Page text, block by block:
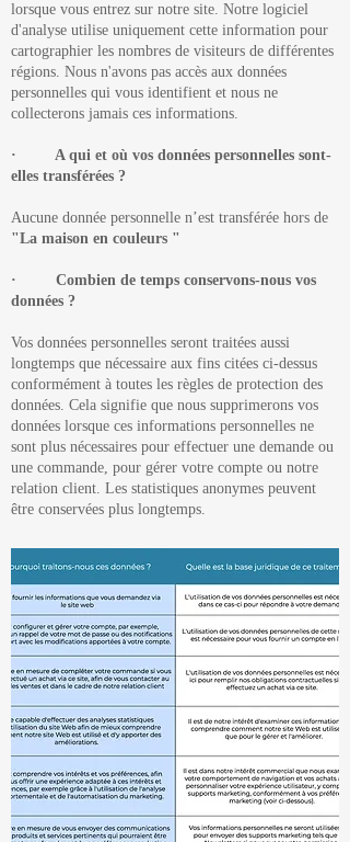
lorsque vous entrez sur notre site. Notre logiciel
d'analyse utilise uniquement cette information pour
cartographier les nombres de visiteurs de différentes
régions. Nous n'avons pas accès aux données
personnelles qui vous identifient et nous ne
collecterons jamais ces informations.
· A qui et où vos données personnelles sont-
elles transférées ?
Aucune donnée personnelle n’est transférée hors de
"La maison en couleurs "
· Combien de temps conservons-nous vos
données ?
Vos données personnelles seront traitées aussi
longtemps que nécessaire aux fins citées ci-dessus
conformément à toutes les règles de protection des
données. Cela signifie que nous supprimerons vos
données lorsque ces informations personnelles ne
sont plus nécessaires pour effectuer une demande ou
une commande, pour gérer votre compte ou notre
relation client. Les statistiques anonymes peuvent
être conservées plus longtemps.